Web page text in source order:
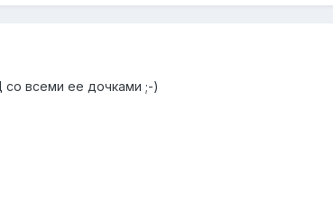
всеми ее дочками ;-)